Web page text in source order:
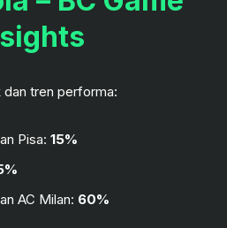
tren performa:
Pisa: 15%
AC Milan: 60%